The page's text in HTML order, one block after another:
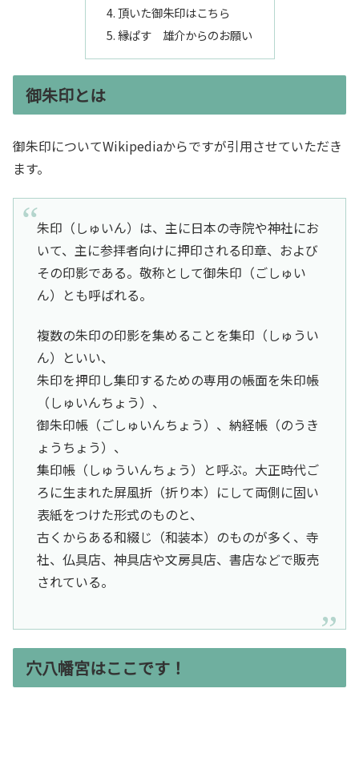
頂いた御朱印はこちら
縁ぱす 雄介からのお願い
御朱印とは
御朱印についてWikipediaからですが引用させていただき
ます。
朱印（しゅいん）は、主に日本の寺院や神社にお
いて、主に参拝者向けに押印される印章、および
その印影である。敬称として御朱印（ごしゅい
ん）とも呼ばれる。
複数の朱印の印影を集めることを集印（しゅうい
ん）といい、
朱印を押印し集印するための専用の帳面を朱印帳
（しゅいんちょう）、
御朱印帳（ごしゅいんちょう）、納経帳（のうき
ょうちょう）、
集印帳（しゅういんちょう）と呼ぶ。大正時代ご
ろに生まれた屏風折（折り本）にして両側に固い
表紙をつけた形式のものと、
古くからある和綴じ（和装本）のものが多く、寺
社、仏具店、神具店や文房具店、書店などで販売
されている。
穴八幡宮はここです！